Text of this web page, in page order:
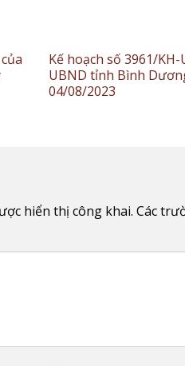
Kế hoạch số 3961/KH-
UBND tỉnh Bình
04/08/2023
hiển thị công khai. Các